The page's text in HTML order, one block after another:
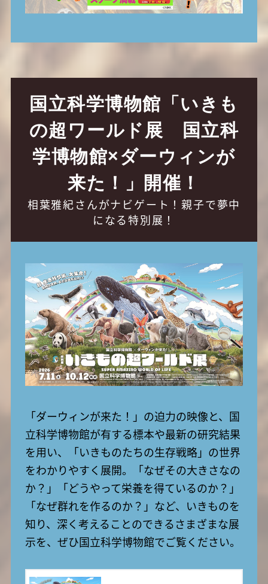
国立科学博物館「いきも
の超ワールド展 国⽴科
学博物館×ダーウィンが
来た！」開催！
相葉雅紀さんがナビゲート！親子で夢中
になる特別展！
「ダーウィンが来た！」の迫力の映像と、国
立科学博物館が有する標本や最新の研究結果
を用い、「いきものたちの生存戦略」の世界
をわかりやすく展開。「なぜその大きさなの
か？」「どうやって栄養を得ているのか？」
「なぜ群れを作るのか？」など、いきものを
知り、深く考えることのできるさまざまな展
示を、ぜひ国立科学博物館でご覧ください。